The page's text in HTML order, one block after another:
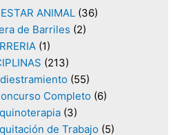
ANIMAL (36)
de Barriles (2)
(1)
(213)
(55)
Completo(6)
(3)
de Trabajo(5)